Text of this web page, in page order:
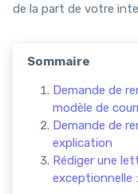
de la part de votre
Sommaire
Demande de
modèle de
Demande de
explication
Rédiger une
exceptionnelle